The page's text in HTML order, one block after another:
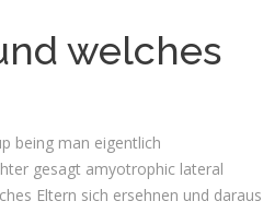
welches
being man eigentlich
gesagt amyotrophic lateral
Eltern sich ersehnen und daraus